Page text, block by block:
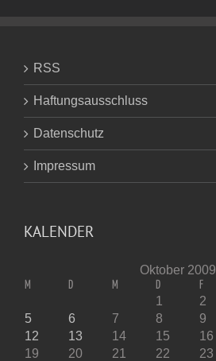
RSS
Haftungsausschluss
Datenschutz
Impressum
KALENDER
Oktober 2009
M D M D F
1 2
5
6 7 8 9
12
13 14 15 16
19
20 21 22 23